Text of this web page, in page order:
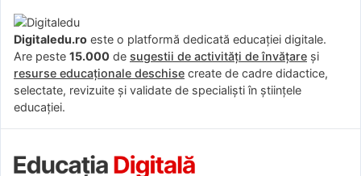
Digitaledu.ro este o platformă dedicată educației digitale.
Are peste 15.000 de sugestii de activități de învățare și
resurse educaționale deschise create de cadre didactice,
selectate, revizuite și validate de specialiști în științele
educației.